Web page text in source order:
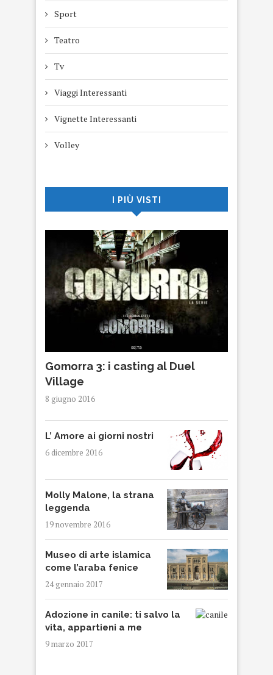
Sport
Teatro
Tv
Viaggi Interessanti
Vignette Interessanti
Volley
I PIÙ VISTI
Gomorra 3: i casting al Duel
Village
8 giugno 2016
L’ Amore ai giorni nostri
6 dicembre 2016
Molly Malone, la strana
leggenda
19 novembre 2016
Museo di arte islamica
come l’araba fenice
24 gennaio 2017
Adozione in canile: ti salvo la
vita, appartieni a me
9 marzo 2017